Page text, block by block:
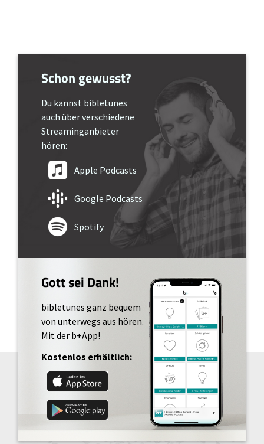
Schon gewusst?
Du kannst bibletunes
auch über verschiedene
Streaminganbieter
hören:
Apple Podcasts
Google Podcasts
Spotify
Gott sei Dank!
bibletunes ganz bequem
von unterwegs aus hören.
Mit der b+App!
Kostenlos erhältlich: